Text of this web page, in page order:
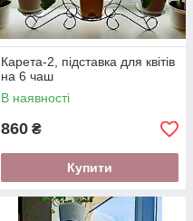
Карета-2, підставка для квітів
на 6 чаш
В наявності
860 ₴
Купити